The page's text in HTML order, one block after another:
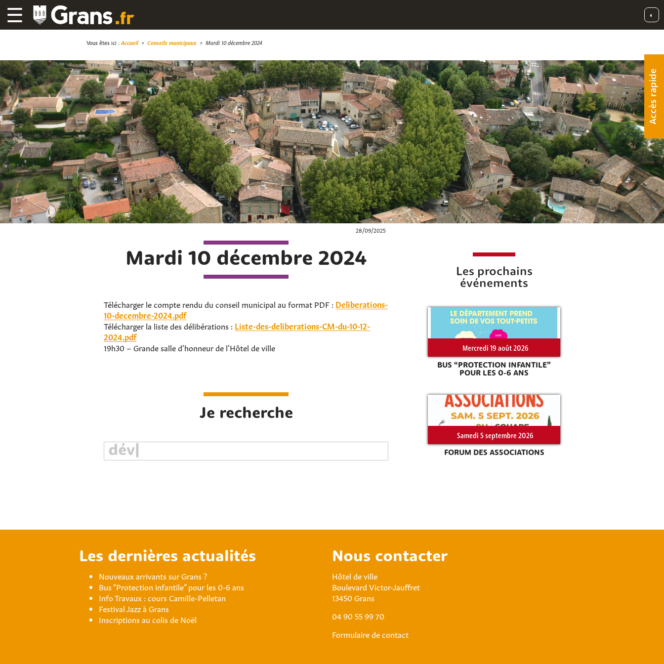
☰ ◐
Accès rapide
Vous êtes ici : Accueil> Conseils municipaux > Mardi 10 décembre 2024
28/09/2025
Mardi 10 décembre 2024
Télécharger le compte rendu du conseil municipal au format PDF : Deliberations-
10-decembre-2024.pdf
Télécharger la liste des délibérations : Liste-des-deliberations-CM-du-10-12-
2024.pdf
19h30 – Grande salle d’honneur de l’Hôtel de ville
Je recherche
Les prochains
événements
Mercredi 19 août 2026
BUS “PROTECTION INFANTILE”
POUR LES 0-6 ANS
Samedi 5 septembre 2026
FORUM DES ASSOCIATIONS
Les dernières actualités
Nouveaux arrivants sur Grans ?
Bus “Protection infantile” pour les 0-6 ans
Info Travaux : cours Camille-Pelletan
Festival Jazz à Grans
Inscriptions au colis de Noël
Nous contacter
Hôtel de ville
Boulevard Victor-Jauffret
13450 Grans
04 90 55 99 70
Formulaire de contact